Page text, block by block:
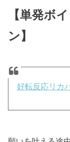
【単発ボ
ン】
好転反応リカ